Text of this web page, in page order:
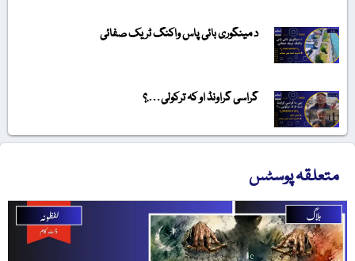
د مینگوری بائی پاس واکنگ ٹریک صفائی
گراسی گراونڈ او کہ ترکولی….؟
متعلقہ پوسٹس